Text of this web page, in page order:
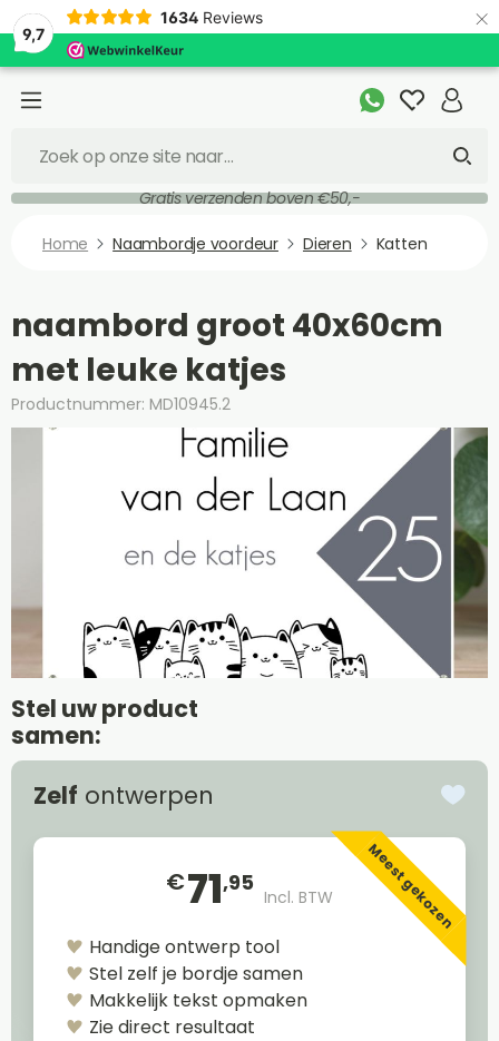
9,7
1634 Reviews ×
Gratis verzenden boven €50,-
Home Naambordje voordeur Dieren Katten
naambord groot 40x60cm
met leuke katjes
Productnummer: MD10945.2
Stel uw product
samen:
Zelf ontwerpen
€71,95
Incl. BTW Meest gekozen
Handige ontwerp tool
Stel zelf je bordje samen
Makkelijk tekst opmaken
Zie direct resultaat